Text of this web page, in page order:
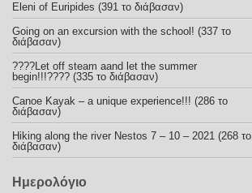
Eleni of Euripides (391 το διάβασαν)
Going on an excursion with the school! (337 το
διάβασαν)
????Let off steam aand let the summer
begin!!!???? (335 το διάβασαν)
Canoe Kayak – a unique experience!!! (286 το
διάβασαν)
Hiking along the river Nestos 7 – 10 – 2021 (268 το
διάβασαν)
Ημερολόγιο